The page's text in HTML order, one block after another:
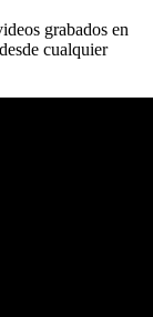
grabados en
cualquier